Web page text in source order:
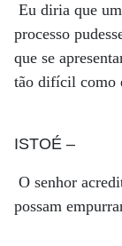
Eu diria que
processo
que se
tão difícil como
ISTOÉ –
O senhor
possam